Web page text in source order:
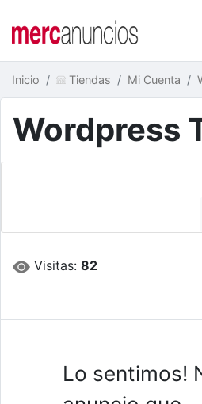
Inicio Tiendas Mi Cuenta
Wordpress
Visitas:82
Lo sentimos!